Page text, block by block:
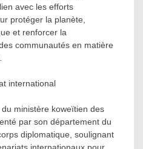
avec les efforts
protéger la planète,
et renforcer la
communautés en matière
international
du ministère koweïtien des
par son département du
diplomatique, soulignant